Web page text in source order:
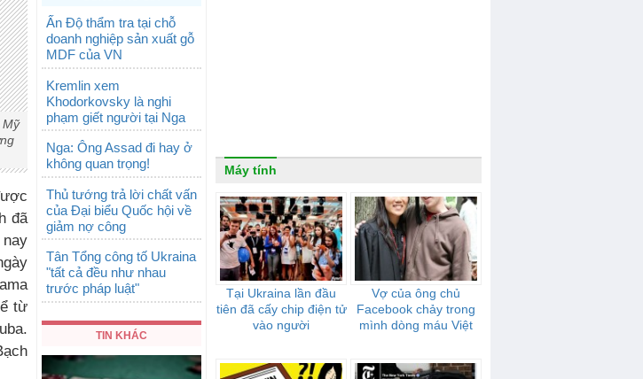
Mỹ
đã
từ
Ấn Độ thẩm tra tại chỗ
doanh nghiệp sản xuất gỗ
MDF của VN
Kremlin xem
Khodorkovsky là nghi
phạm giết người tại Nga
Nga: Ông Assad đi hay ở
không quan trọng!
Thủ tướng trả lời chất vấn
của Đại biểu Quốc hội về
giảm nợ công
Tân Tổng công tố Ukraina
"tất cả đều như nhau
trước pháp luật"
TIN KHÁC
Máy tính
Tại Ukraina lần đầu
tiên đã cấy chip điện tử
vào người
Vợ của ông chủ
Facebook chảy trong
mình dòng máu Việt